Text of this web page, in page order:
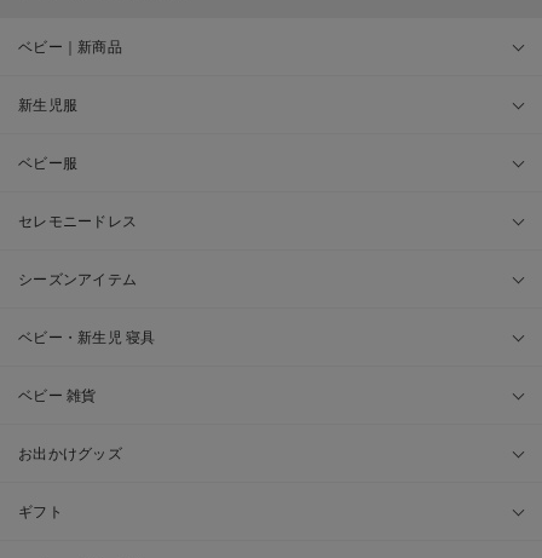
ベビー｜新商品
新生児服
ベビー服
セレモニードレス
シーズンアイテム
ベビー・新生児 寝具
ベビー 雑貨
お出かけグッズ
ギフト